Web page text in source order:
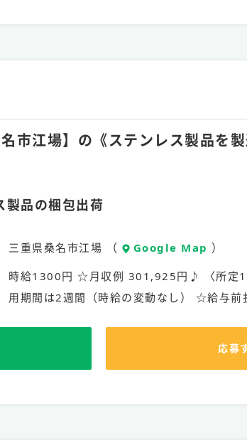
市江場】の《ステンレス製品を
製品の梱包出荷
三重県桑名市江場 （ Google Map ）
時給1300円 ☆月収例 301,925円♪ 〈所定
用期間は2週間（時給の変動なし） ☆給与
応募